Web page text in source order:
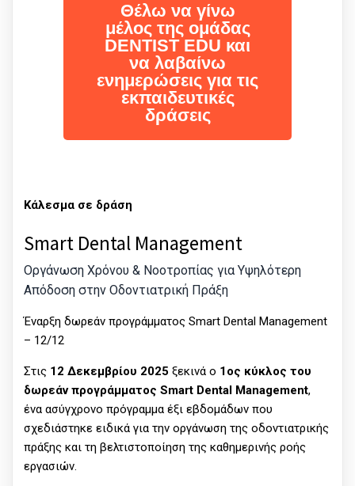
Θέλω να γίνω
μέλος της ομάδας
DENTIST EDU και
να λαβαίνω
ενημερώσεις για τις
εκπαιδευτικές
δράσεις
Κάλεσμα σε δράση
Smart Dental Management
Οργάνωση Χρόνου & Νοοτροπίας για Υψηλότερη
Απόδοση στην Οδοντιατρική Πράξη
Έναρξη δωρεάν προγράμματος Smart Dental Management
– 12/12
Στις 12 Δεκεμβρίου 2025 ξεκινά ο 1ος κύκλος του
δωρεάν προγράμματος Smart Dental Management,
ένα ασύγχρονο πρόγραμμα έξι εβδομάδων που
σχεδιάστηκε ειδικά για την οργάνωση της οδοντιατρικής
πράξης και τη βελτιστοποίηση της καθημερινής ροής
εργασιών.